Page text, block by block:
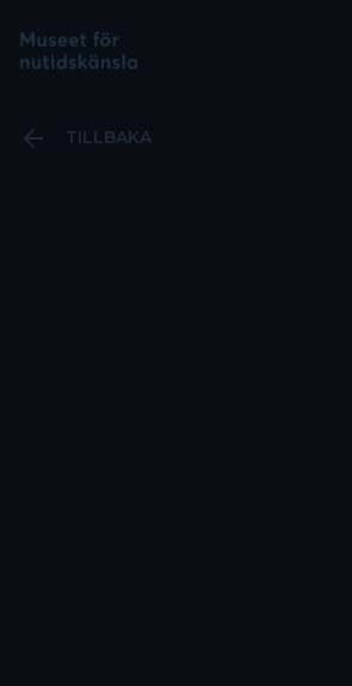
TILLBAKA